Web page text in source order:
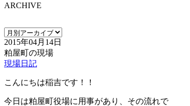
ARCHIVE
2015年04月14日
粕屋町の現場
現場日記
こんにちは稲吉です！！
今日は粕屋町役場に用事があり、その流れで